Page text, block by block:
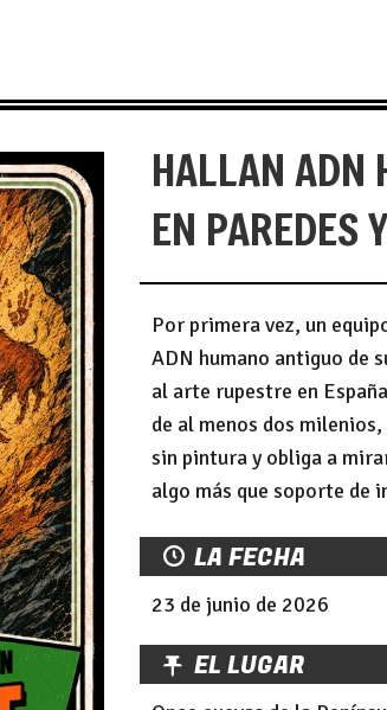
HALLAN ADN
EN PAREDES
Por primera vez, un
ADN humano antiguo de
al arte rupestre en
de al menos dos
sin pintura y obliga a
algo más que soporte de
LA FECHA
23 de junio de 2026
EL LUGAR